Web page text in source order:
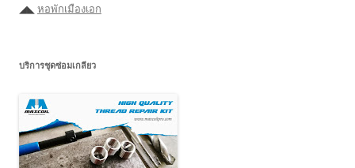
◢◣ หอพักเมืองเอก
บริการชุดซ่อมเกลียว